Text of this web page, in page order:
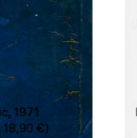
sobre decorat de
€(preu per a Amic: